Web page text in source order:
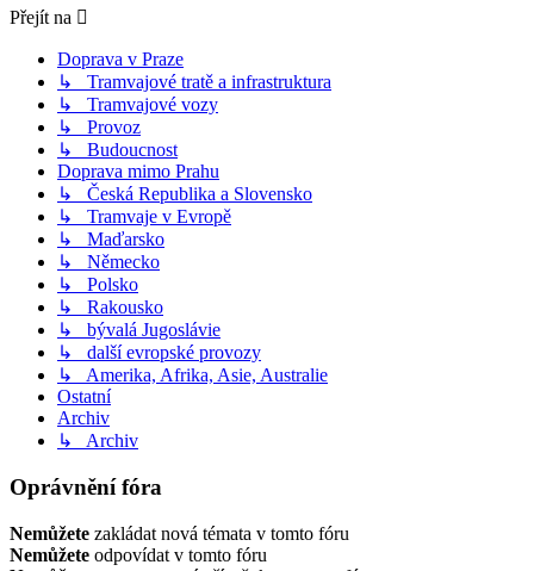
Přejít na
Doprava v Praze
↳ Tramvajové tratě a infrastruktura
↳ Tramvajové vozy
↳ Provoz
↳ Budoucnost
Doprava mimo Prahu
↳ Česká Republika a Slovensko
↳ Tramvaje v Evropě
↳ Maďarsko
↳ Německo
↳ Polsko
↳ Rakousko
↳ bývalá Jugoslávie
↳ další evropské provozy
↳ Amerika, Afrika, Asie, Australie
Ostatní
Archiv
↳ Archiv
Oprávnění fóra
Nemůžete zakládat nová témata v tomto fóru
Nemůžete odpovídat v tomto fóru